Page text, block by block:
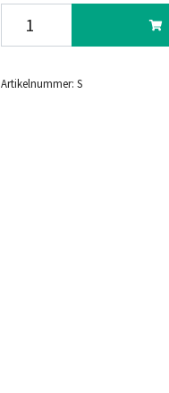
Artikelnummer: S